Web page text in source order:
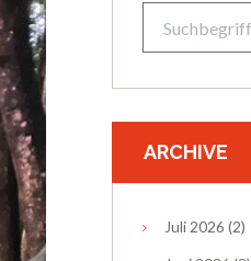
ARCHIVE
Juli 2026 (2)